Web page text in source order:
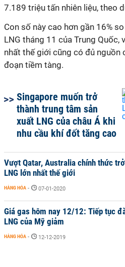
7.189 triệu tấn nhiên liệu, theo
Con số này cao hơn gần 16%
LNG tháng 11 của Trung Quốc,
nhất thế giới cũng có đủ
đoạn tiềm tàng.
Singapore muốn trở
thành trung tâm sản
xuất LNG của châu Á khi
nhu cầu khí đốt tăng cao
Vượt Qatar, Australia chính thức
LNG lớn nhất thế giới
HÀNG HÓA - 07-01-2020
Giá gas hôm nay 12/12: Tiếp tục
LNG của Mỹ giảm
HÀNG HÓA - 12-12-2019